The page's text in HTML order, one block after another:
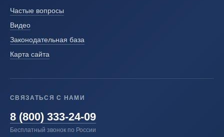
Частые вопросы
Видео
Законодательная база
Карта сайта
СВЯЗАТЬСЯ С НАМИ
8 (800) 333-24-09
Бесплатный звонок по России